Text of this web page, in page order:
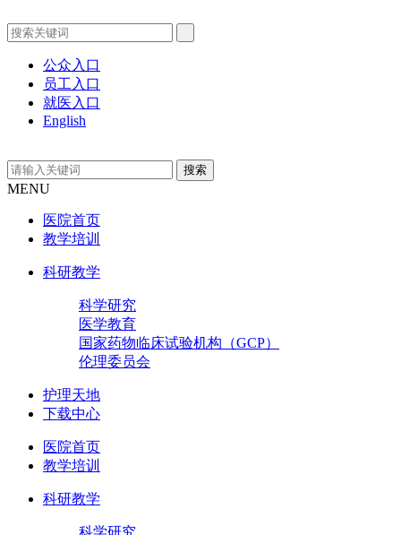
公众入口
员工入口
就医入口
English
MENU
医院首页
教学培训
科研教学
科学研究
医学教育
国家药物临床试验机构（GCP）
伦理委员会
护理天地
下载中心
医院首页
教学培训
科研教学
科学研究